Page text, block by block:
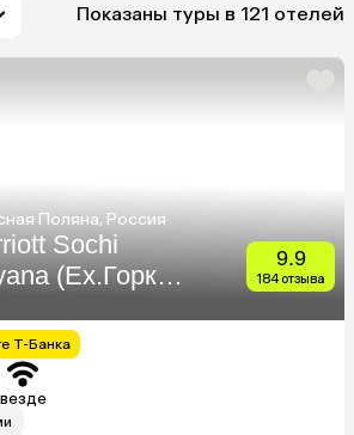
Показаны туры в 121 отелей
Поляна, Россия
Sochi
(Ex.Горки
9.9
184 отзыва
Т-Банка
везде